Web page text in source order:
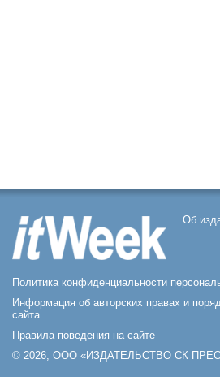
Об
Политика конфиденциальности
Информация об авторских правах и
сайта
Правила поведения на сайте
© 2026, ООО «ИЗДАТЕЛЬСТВО СК